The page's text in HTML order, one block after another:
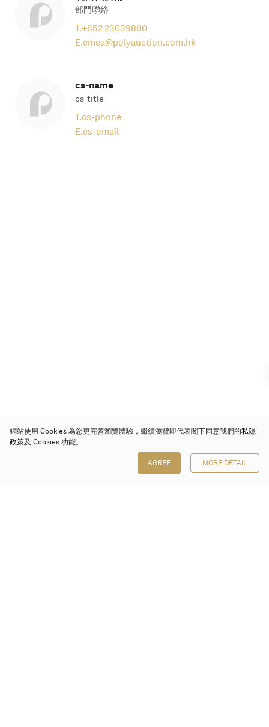
部門聯絡
T.+852 23039880
E.cmca@polyauction.com.hk
cs-name
cs-title
T.cs-phone
E.cs-email
網站使用 Cookies 為您更完善瀏覽體驗，繼續瀏覽即代表閣下同意我們的私隱
政策及 Cookies 功能。
AGREE MORE DETAIL